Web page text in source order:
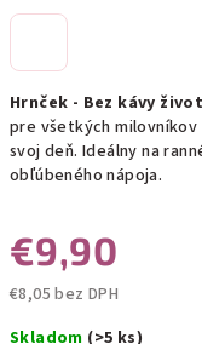
Hrnček - Bez kávy
pre všetkých
svoj deň. Ideálny na
obľúbeného nápoja.
€9,90
€8,05 bez DPH
Skladom (>5 ks)